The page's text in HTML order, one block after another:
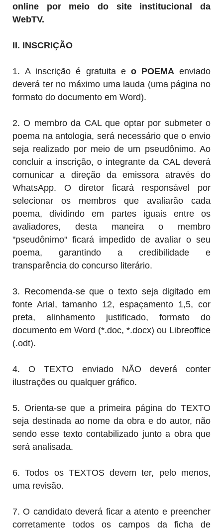
online por meio do site institucional da
WebTV.
II. INSCRIÇÃO
1.A inscrição é gratuita e o POEMA enviado
deverá ter no máximo uma lauda (uma página no
formato do documento em Word).
2. O membro da CAL que optar por submeter o
poema na antologia, será necessário que o envio
seja realizado por meio de um pseudônimo. Ao
concluir a inscrição, o integrante da CAL deverá
comunicar a direção da emissora através do
WhatsApp. O diretor ficará responsável por
selecionar os membros que avaliarão cada
poema, dividindo em partes iguais entre os
avaliadores, desta maneira o membro
"pseudônimo" ficará impedido de avaliar o seu
poema, garantindo a credibilidade e
transparência do concurso literário.
3. Recomenda-se que o texto seja digitado em
fonte Arial, tamanho 12, espaçamento 1,5, cor
preta, alinhamento justificado, formato do
documento em Word (*.doc, *.docx) ou Libreoffice
(.odt).
4. O TEXTO enviado NÃO deverá conter
ilustrações ou qualquer gráfico.
5. Orienta-se que a primeira página do TEXTO
seja destinada ao nome da obra e do autor, não
sendo esse texto contabilizado junto a obra que
será analisada.
6.Todos os TEXTOS devem ter, pelo menos,
uma revisão.
7. O candidato deverá ficar a atento e preencher
corretamente todos os campos da ficha de